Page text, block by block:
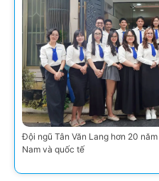
Đội ngũ Tân Văn Lang hơn 20
Nam và quốc tế